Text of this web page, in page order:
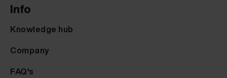
Info
Knowledge hub
Company
FAQ's